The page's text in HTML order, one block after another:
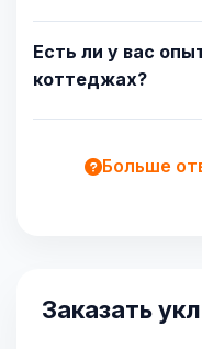
Есть ли у вас
коттеджах?
Больше
Заказать